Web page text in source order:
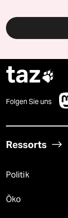
taz
Folgen Sie uns
Ressorts
Politik
Öko